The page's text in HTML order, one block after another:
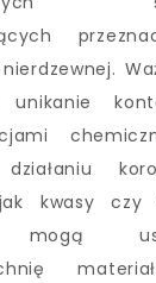
unikanie
kwasy czy